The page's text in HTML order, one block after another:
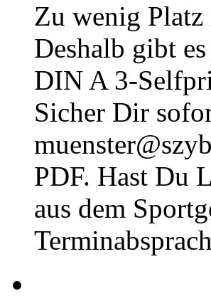
Zu wenig Platz
Deshalb gibt
DIN A 3-
Sicher Dir
PDF. Hast Du
aus dem